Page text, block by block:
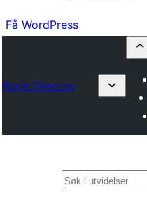
Få WordPress
Plugin Directory
Søk